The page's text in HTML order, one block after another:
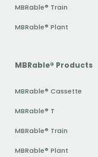
MBRable® Train
MBRable® Plant
MBRable® Products
MBRable® Cassette
MBRable® T
MBRable® Train
MBRable® Plant